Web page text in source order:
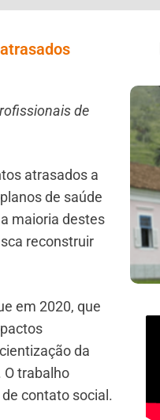
de
atrasados a
de saúde
maioria destes
reconstruir
em 2020, que
da
trabalho
contato social.